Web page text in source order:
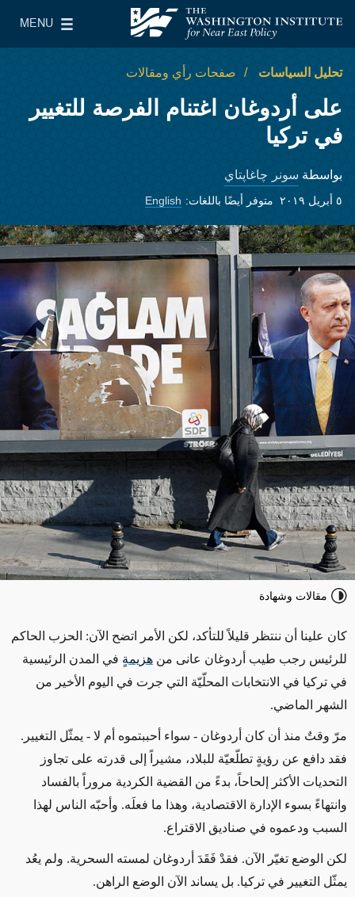
معهد واشنطن لسياسات الشرق الأدنى
MENU
Main Menu
تحليل السياسات صفحات رأي ومقالات
على أردوغان اغتنام الفرصة للتغيير
في تركيا
بواسطة سونر چاغاپتاي
٥ أبريل ٢٠١٩ متوفر أيضًا باللغات: English
مقالات وشهادة
كان علينا أن ننتظر قليلاً للتأكد، لكن الأمر اتضح الآن: الحزب الحاكم
للرئيس رجب طيب أردوغان عانى من هزيمةٍ في المدن الرئيسية
في تركيا في الانتخابات المحلّيّة التي جرت في اليوم الأخير من
الشهر الماضي.
مرّ وقتٌ منذ أن كان أردوغان - سواء أحببتموه أم لا - يمثّل التغيير.
فقد دافع عن رؤيةٍ تطلّعيّة للبلاد، مشيراً إلى قدرته على تجاوز
التحديات الأكثر إلحاحاً، بدءً من القضية الكردية مروراً بالفساد
وانتهاءً بسوء الإدارة الاقتصادية، وهذا ما فعلَه. وأحبّه الناس لهذا
السبب ودعموه في صناديق الاقتراع.
لكن الوضع تغيّر الآن. فقدْ فَقَدَ أردوغان لمسته السحرية. ولم يعُد
يمثّل التغيير في تركيا. بل يساند الآن الوضع الراهن.